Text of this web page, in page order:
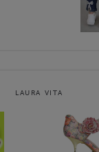
LAURA VITA